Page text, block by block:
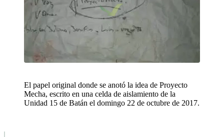
El papel original donde se anotó la idea de Proyecto
Mecha, escrito en una celda de aislamiento de la
Unidad 15 de Batán el domingo 22 de octubre de 2017.